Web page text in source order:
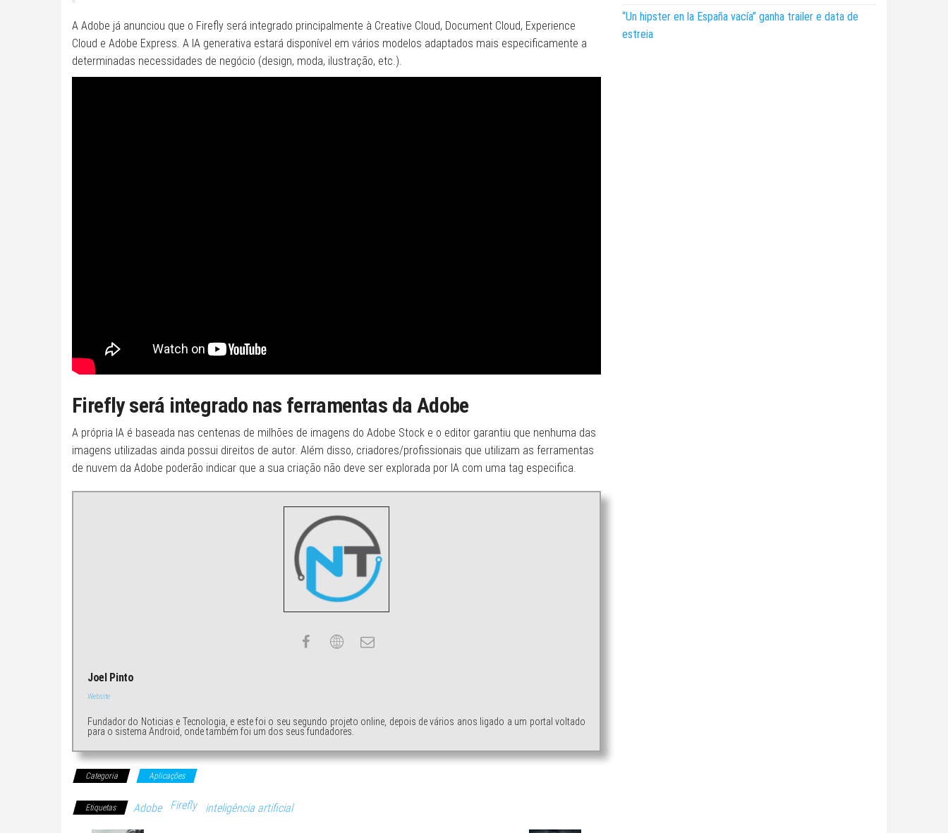
A Adobe já anunciou que o Firefly será integrado principalmente à Creative Cloud, Document Cloud, Experience
Cloud e Adobe Express. A IA generativa estará disponível em vários modelos adaptados mais especificamente a
determinadas necessidades de negócio (design, moda, ilustração, etc.).
Firefly será integrado nas ferramentas da Adobe
A própria IA é baseada nas centenas de milhões de imagens do Adobe Stock e o editor garantiu que nenhuma das
imagens utilizadas ainda possui direitos de autor. Além disso, criadores/profissionais que utilizam as ferramentas
de nuvem da Adobe poderão indicar que a sua criação não deve ser explorada por IA com uma tag especifica.
Joel Pinto
Website
Fundador do Noticias e Tecnologia, e este foi o seu segundo projeto online, depois de vários anos ligado a um portal voltado
para o sistema Android, onde também foi um dos seus fundadores.
Categoria Aplicações
Etiquetas Adobe Firefly inteligência artificial
“Un hipster en la España vacía” ganha trailer e data de
estreia